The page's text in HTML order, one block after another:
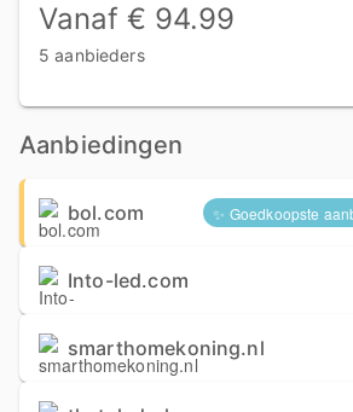
Vanaf € 94.99
5 aanbieders
Aanbiedingen
bol.com ✨ Goedkoopste
Into-led.com
smarthomekoning.nl